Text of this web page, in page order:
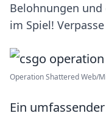
Belohnungen und
im Spiel!
Operation Shattered Web/
Ein